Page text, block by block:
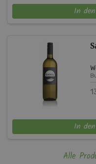
In
In
Alle